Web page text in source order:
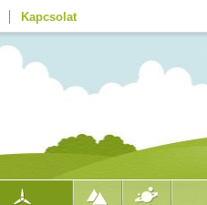
Kapcsolat